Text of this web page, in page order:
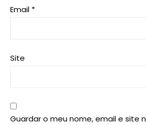
Email *
Site
Guardar o meu nome, email e site